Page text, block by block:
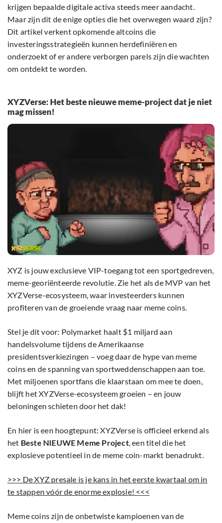
krijgen bepaalde digitale activa steeds meer aandacht.
Maar zijn dit de enige opties die het overwegen waard zijn?
Dit artikel verkent opkomende altcoins die
investeringsstrategieën kunnen herdefiniëren en
onderzoekt of er andere verborgen parels zijn die wachten
om ontdekt te worden.
XYZVerse: Het beste nieuwe meme-project dat je niet
mag missen!
XYZ is jouw exclusieve VIP-toegang tot een sportgedreven,
meme-georiënteerde revolutie. Zie het als de MVP van het
XYZVerse-ecosysteem, waar investeerders kunnen
profiteren van de groeiende vraag naar meme coins.
Stel je dit voor: Polymarket haalt $1 miljard aan
handelsvolume tijdens de Amerikaanse
presidentsverkiezingen – voeg daar de hype van meme
coins en de spanning van sportweddenschappen aan toe.
Met miljoenen sportfans die klaarstaan om mee te doen,
blijft het XYZVerse-ecosysteem groeien – en jouw
beloningen schieten door het dak!
En hier is een hoogtepunt: XYZVerse is officieel erkend als
het Beste NIEUWE Meme Project, een titel die het
explosieve potentieel in de meme coin-markt benadrukt.
>>> De XYZ presale is je kans in het eerste kwartaal om in
te stappen vóór de enorme explosie! <<<
Meme coins zijn de onbetwiste kampioenen van de